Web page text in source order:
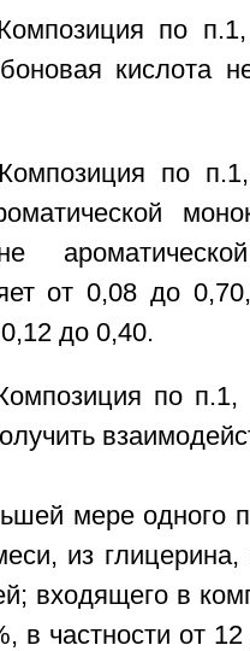
по
кислота
по
от 0,08 до
до 0,40.
по
мере одного
из глицерина,
входящего в
в частности от